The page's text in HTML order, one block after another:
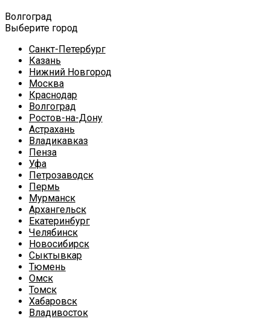
Волгоград
Выберите город
Санкт-Петербург
Казань
Нижний Новгород
Москва
Краснодар
Волгоград
Ростов-на-Дону
Астрахань
Владикавказ
Пенза
Уфа
Петрозаводск
Пермь
Мурманск
Архангельск
Екатеринбург
Челябинск
Новосибирск
Сыктывкар
Тюмень
Омск
Томск
Хабаровск
Владивосток